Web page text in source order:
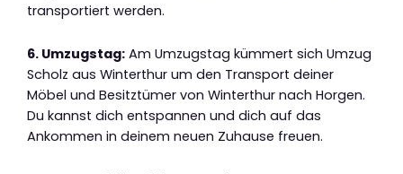
transportiert werden.
6. Umzugstag: Am Umzugstag kümmert sich Umzug
Scholz aus Winterthur um den Transport deiner
Möbel und Besitztümer von Winterthur nach Horgen.
Du kannst dich entspannen und dich auf das
Ankommen in deinem neuen Zuhause freuen.